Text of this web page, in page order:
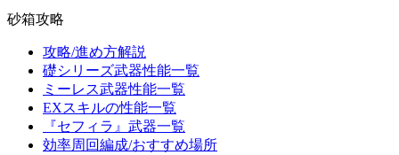
砂箱攻略
攻略/進め方解説
礎シリーズ武器性能一覧
ミーレス武器性能一覧
EXスキルの性能一覧
『セフィラ』武器一覧
効率周回編成/おすすめ場所